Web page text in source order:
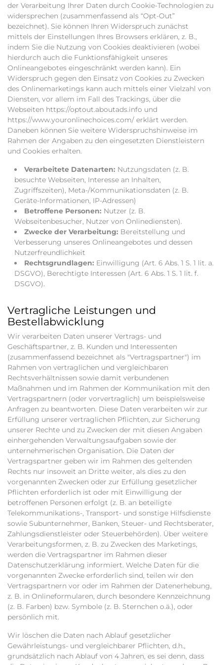
der Verarbeitung Ihrer Daten durch Cookie-Technologien zu
widersprechen (zusammenfassend als “Opt-Out”
bezeichnet). Sie können Ihren Widerspruch zunächst
mittels der Einstellungen Ihres Browsers erklären, z. B.,
indem Sie die Nutzung von Cookies deaktivieren (wobei
hierdurch auch die Funktionsfähigkeit unseres
Onlineangebotes eingeschränkt werden kann). Ein
Widerspruch gegen den Einsatz von Cookies zu Zwecken
des Onlinemarketings kann auch mittels einer Vielzahl von
Diensten, vor allem im Fall des Trackings, über die
Webseiten https://optout.aboutads.info und
https://www.youronlinechoices.com/ erklärt werden.
Daneben können Sie weitere Widerspruchshinweise im
Rahmen der Angaben zu den eingesetzten Dienstleistern
und Cookies erhalten.
Verarbeitete Datenarten: Nutzungsdaten (z. B.
besuchte Webseiten, Interesse an Inhalten,
Zugriffszeiten), Meta-/Kommunikationsdaten (z. B.
Geräte-Informationen, IP-Adressen)
Betroffene Personen: Nutzer (z. B.
Webseitenbesucher, Nutzer von Onlinediensten).
Zwecke der Verarbeitung: Bereitstellung und
Verbesserung unseres Onlineangebotes und dessen
Nutzerfreundlichkeit
Rechtsgrundlagen: Einwilligung (Art. 6 Abs. 1 S. 1 lit. a.
DSGVO), Berechtigte Interessen (Art. 6 Abs. 1 S. 1 lit. f.
DSGVO).
Vertragliche Leistungen und
Bestellabwicklung
Wir verarbeiten Daten unserer Vertrags- und
Geschäftspartner, z. B. Kunden und Interessenten
(zusammenfassend bezeichnet als "Vertragspartner") im
Rahmen von vertraglichen und vergleichbaren
Rechtsverhältnissen sowie damit verbundenen
Maßnahmen und im Rahmen der Kommunikation mit den
Vertragspartnern (oder vorvertraglich) um beispielsweise
Anfragen zu beantworten. Diese Daten verarbeiten wir zur
Erfüllung unserer vertraglichen Pflichten, zur Sicherung
unserer Rechte und zu Zwecken der mit diesen Angaben
einhergehenden Verwaltungsaufgaben sowie der
unternehmerischen Organisation. Die Daten der
Vertragspartner geben wir im Rahmen des geltenden
Rechts nur insoweit an Dritte weiter, als dies zu den
vorgenannten Zwecken oder zur Erfüllung gesetzlicher
Pflichten erforderlich ist oder mit Einwilligung der
betroffenen Personen erfolgt (z. B. an beteiligte
Telekommunikations-, Transport- und sonstige Hilfsdienste
sowie Subunternehmer, Banken, Steuer- und Rechtsberater,
Zahlungsdienstleister oder Steuerbehörden). Über weitere
Verarbeitungsformen, z. B. zu Zwecken des Marketings,
werden die Vertragspartner im Rahmen dieser
Datenschutzerklärung informiert. Welche Daten für die
vorgenannten Zwecke erforderlich sind, teilen wir den
Vertragspartnern vor oder im Rahmen der Datenerhebung,
z. B. in Onlineformularen, durch besondere Kennzeichnung
(z. B. Farben) bzw. Symbole (z. B. Sternchen o.ä.), oder
persönlich mit.
Wir löschen die Daten nach Ablauf gesetzlicher
Gewährleistungs- und vergleichbarer Pflichten, d.h.,
grundsätzlich nach Ablauf von 4 Jahren, es sei denn, dass